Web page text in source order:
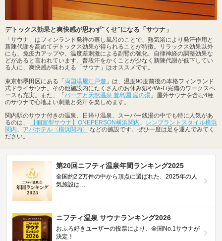
デトックス効果と爽快感が思わず"くせ"になる「サウナ」
「サウナ」はフィンランド発祥の蒸し風呂のことで、熱気浴により発汗作用と
新陳代謝を高めてデトックス効果が得られることが特徴。リラックス効果以外
にも、免疫力アップや、温度差刺激による副腎の強化、自律神経の調整効果な
どがあると言われています。普段汗をかくことが少なく新陳代謝が低下してい
る人に、爽快感が味わえる「サウナ」はオススメです。
東京都墨田区にある「 両国湯屋江戸遊 」は、温度90度前後の本格フィンランド
式ドライサウナ。その他施設内にたくさんのお休み処やWi-Fi完備のワークスペ
ースも充実。また、「 バーデと天然温泉 豊島園 庭の湯 」屋外サウナを含む4種
のサウナで心地よい刺激と発汗を楽しめます。
関内駅のサウナ付きの温泉、日帰り温泉、スーパー銭湯の中でも特に人気があ
るのは、
【個室型サウナ】ONEPERSON横浜関内、 レンブラントスタイル横浜
関内、 アパホテル〈横浜関内〉
などの施設です。ぜひ一度は足を運んでみてく
ださい。
第20回ニフティ温泉年間ランキング2025
全国約2.2万件の中から頂点に選ばれた、2025年の人
気施設は…
ニフティ温泉 サウナランキング2026
おふろ好きユーザーの投票により、全国No.1サウナが
決定！